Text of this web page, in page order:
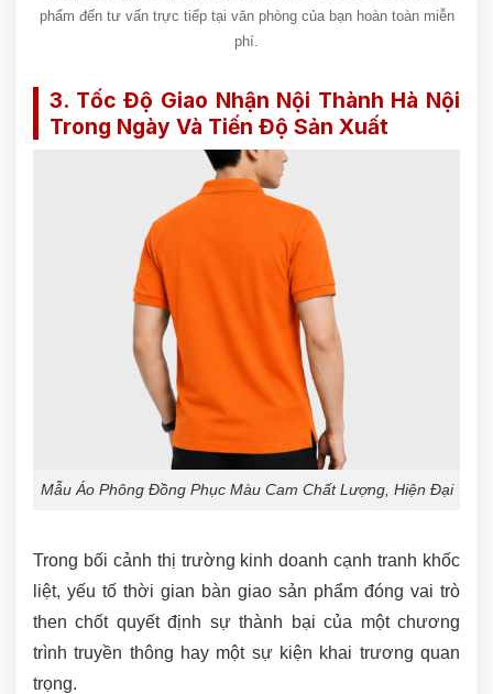
phẩm đến tư vấn trực tiếp tại văn phòng của bạn hoàn toàn miễn
phí.
3. Tốc Độ Giao Nhận Nội Thành Hà Nội
Trong Ngày Và Tiến Độ Sản Xuất
Mẫu Áo Phông Đồng Phục Màu Cam Chất Lượng, Hiện Đại
Trong bối cảnh thị trường kinh doanh cạnh tranh khốc
liệt, yếu tố thời gian bàn giao sản phẩm đóng vai trò
then chốt quyết định sự thành bại của một chương
trình truyền thông hay một sự kiện khai trương quan
trọng.